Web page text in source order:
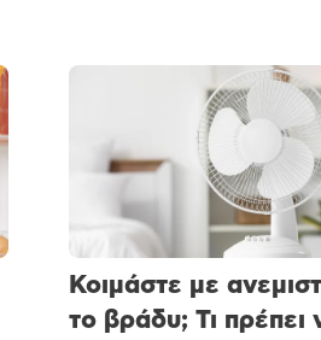
Κοιμάστε με
το βράδυ; Τι πρέπει